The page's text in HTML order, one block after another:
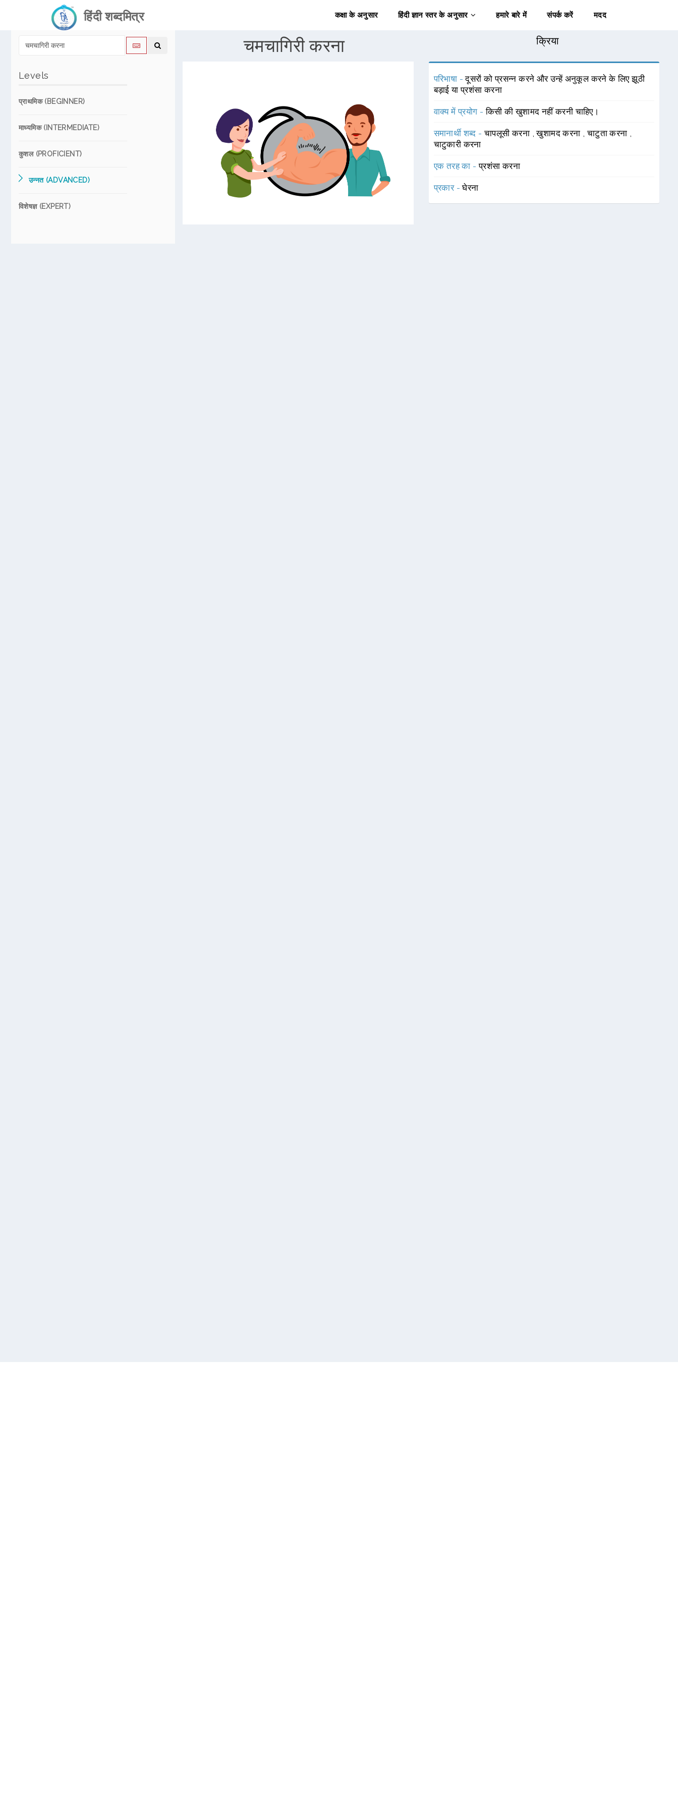
हिंदी शब्दमित्र कक्षा के अनुसार हिंदी ज्ञान स्तर के अनुसार हमारे बारे में संपर्क करें मदद
Levels
प्राथमिक (BEGINNER)
माध्यमिक (INTERMEDIATE)
कुशल (PROFICIENT)
उन्नत (ADVANCED)
विशेषज्ञ (EXPERT)
चमचागिरी करना क्रिया
परिभाषा -दूसरों को प्रसन्न करने और उन्हें अनुकूल करने के लिए झूठी
बड़ाई या प्रशंसा करना
वाक्य में प्रयोग -किसी की खुशामद नहीं करनी चाहिए।
समानार्थी शब्द -चापलूसी करना ,खुशामद करना ,चाटुता करना ,
चाटुकारी करना
एक तरह का -प्रशंसा करना
प्रकार -घेरना